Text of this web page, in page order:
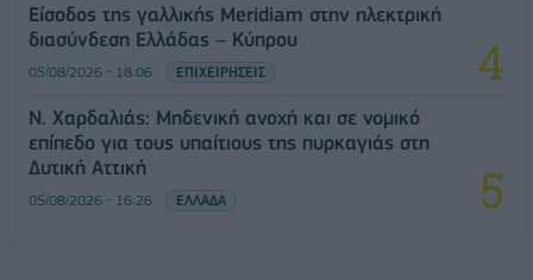
Είσοδος της γαλλικής Meridiam στην ηλεκτρική
διασύνδεση Ελλάδας – Κύπρου
05/08/2026 - 18:06 ΕΠΙΧΕΙΡΗΣΕΙΣ
Ν. Χαρδαλιάς: Μηδενική ανοχή και σε νομικό
επίπεδο για τους υπαίτιους της πυρκαγιάς στη
Δυτική Αττική
05/08/2026 - 16:26 ΕΛΛΑΔΑ